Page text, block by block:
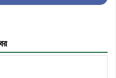
উপজেলা বিএনপির নতুন
পুলিশ সুপার থেকে সম্মাননা